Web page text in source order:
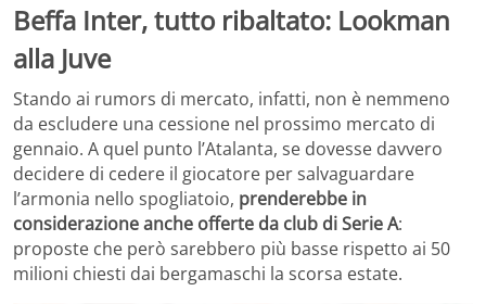
Beffa Inter, tutto ribaltato: Lookman
alla Juve
Stando ai rumors di mercato, infatti, non è nemmeno
da escludere una cessione nel prossimo mercato di
gennaio. A quel punto l’Atalanta, se dovesse davvero
decidere di cedere il giocatore per salvaguardare
l’armonia nello spogliatoio, prenderebbe in
considerazione anche offerte da club di Serie A:
proposte che però sarebbero più basse rispetto ai 50
milioni chiesti dai bergamaschi la scorsa estate.